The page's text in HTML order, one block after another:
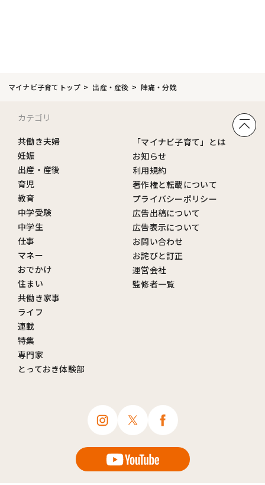
マイナビ子育てトップ 出産・産後 陣痛・分娩
カテゴリ
共働き夫婦
妊娠
出産・産後
育児
教育
中学受験
中学生
仕事
マネー
おでかけ
住まい
共働き家事
ライフ
連載
特集
専門家
とっておき体験部
「マイナビ子育て」とは
お知らせ
利用規約
著作権と転載について
プライバシーポリシー
広告出稿について
広告表示について
お問い合わせ
お詫びと訂正
運営会社
監修者一覧